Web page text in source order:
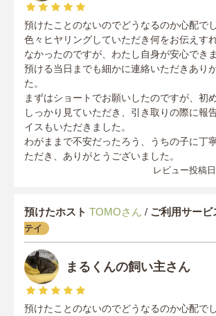
預けたことのないのでどうなるのか心配で
色々ヒヤリングしていただき何をお伝えす
なかったのですが、わたし自身が安心できま
預ける当日までも細かに連絡いただきあり
た。
まずはショートでお願いしたのですが、初
しっかり見ていただき、引き取りの際に報
イスもいただきました。
わがままで不安だったろう、うちの子に丁
ただき、ありがとうございました。
レビュー投稿
預けたホスト TOMOさん / ご利用サービ
テイ
まるくんの飼い主さん
預けたことのないのでどうなるのか心配で